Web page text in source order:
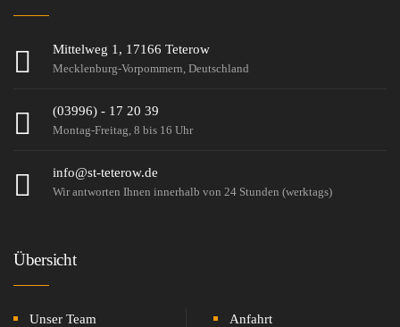
Mittelweg 1, 17166 Teterow
Mecklenburg-Vorpommern, Deutschland
(03996) - 17 20 39
Montag-Freitag, 8 bis 16 Uhr
info@st-teterow.de
Wir antworten Ihnen innerhalb von 24 Stunden (werktags)
Übersicht
Unser Team
Anfahrt